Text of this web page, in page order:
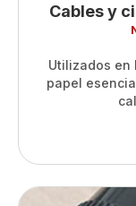
Cables y
Utilizados en
papel